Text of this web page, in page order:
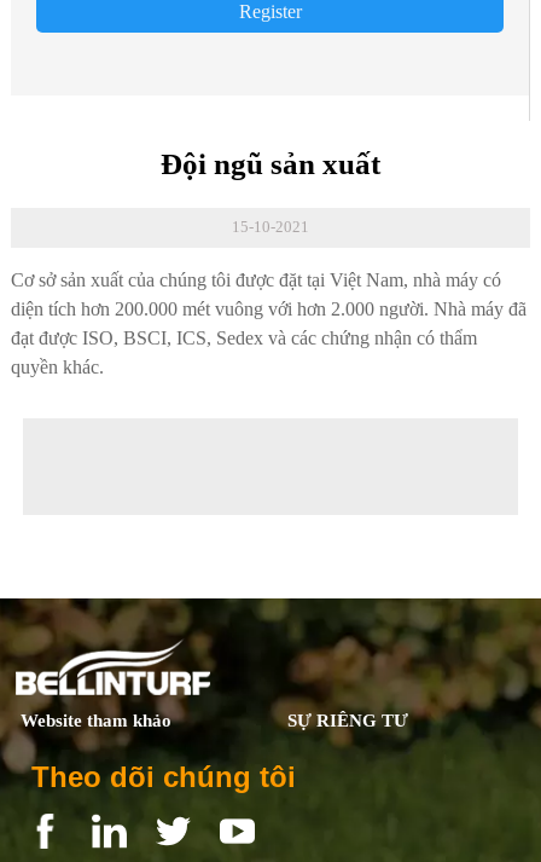
Register
Đội ngũ sản xuất
15-10-2021
Cơ sở sản xuất của chúng tôi được đặt tại Việt Nam, nhà máy có
diện tích hơn 200.000 mét vuông với hơn 2.000 người. Nhà máy đã
đạt được ISO, BSCI, ICS, Sedex và các chứng nhận có thẩm
quyền khác.
Website tham khảo SỰ RIÊNG TƯ
Theo dõi chúng tôi